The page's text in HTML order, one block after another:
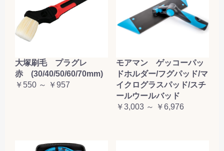
大塚刷毛 プラグレ
赤 (30/40/50/60/70mm)
￥550 ～ ￥957
モアマン ゲッコーパッ
ドホルダー/フグパッド/マ
イクログラスパッド/スチ
ールウールバッド
￥3,003 ～ ￥6,976